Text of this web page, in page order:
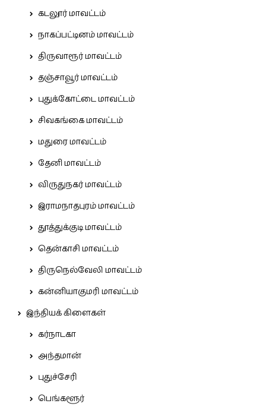
கடலூர் மாவட்டம்
நாகப்பட்டினம் மாவட்டம்
திருவாரூர் மாவட்டம்
தஞ்சாவூர் மாவட்டம்
புதுக்கோட்டை மாவட்டம்
சிவகங்கை மாவட்டம்
மதுரை மாவட்டம்
தேனி மாவட்டம்
விருதுநகர் மாவட்டம்
இராமநாதபுரம் மாவட்டம்
தூத்துக்குடி மாவட்டம்
தென்காசி மாவட்டம்
திருநெல்வேலி மாவட்டம்
கன்னியாகுமரி மாவட்டம்
இந்தியக் கிளைகள்
கர்நாடகா
அந்தமான்
புதுச்சேரி
பெங்களூர்